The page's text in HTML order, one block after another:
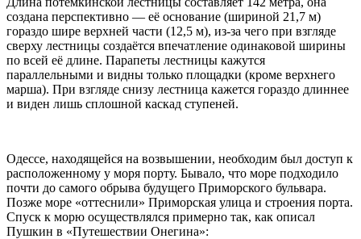
создана перспективно — её основание (шириной 21,7 м)
гораздо шире верхней части (12,5 м), из-за чего при взгляде
сверху лестницы создаётся впечатление одинаковой ширины
по всей её длине. Парапеты лестницы кажутся
параллельными и видны только площадки (кроме верхнего
марша). При взгляде снизу лестница кажется гораздо длиннее
и виден лишь сплошной каскад ступеней.
Одессе, находящейся на возвышении, необходим был доступ к
расположенному у моря порту. Бывало, что море подходило
почти до самого обрыва будущего Приморского бульвара.
Позже море «оттеснили» Приморская улица и строения порта.
Спуск к морю осуществлялся примерно так, как описал
Пушкин в «Путешествии Онегина»: